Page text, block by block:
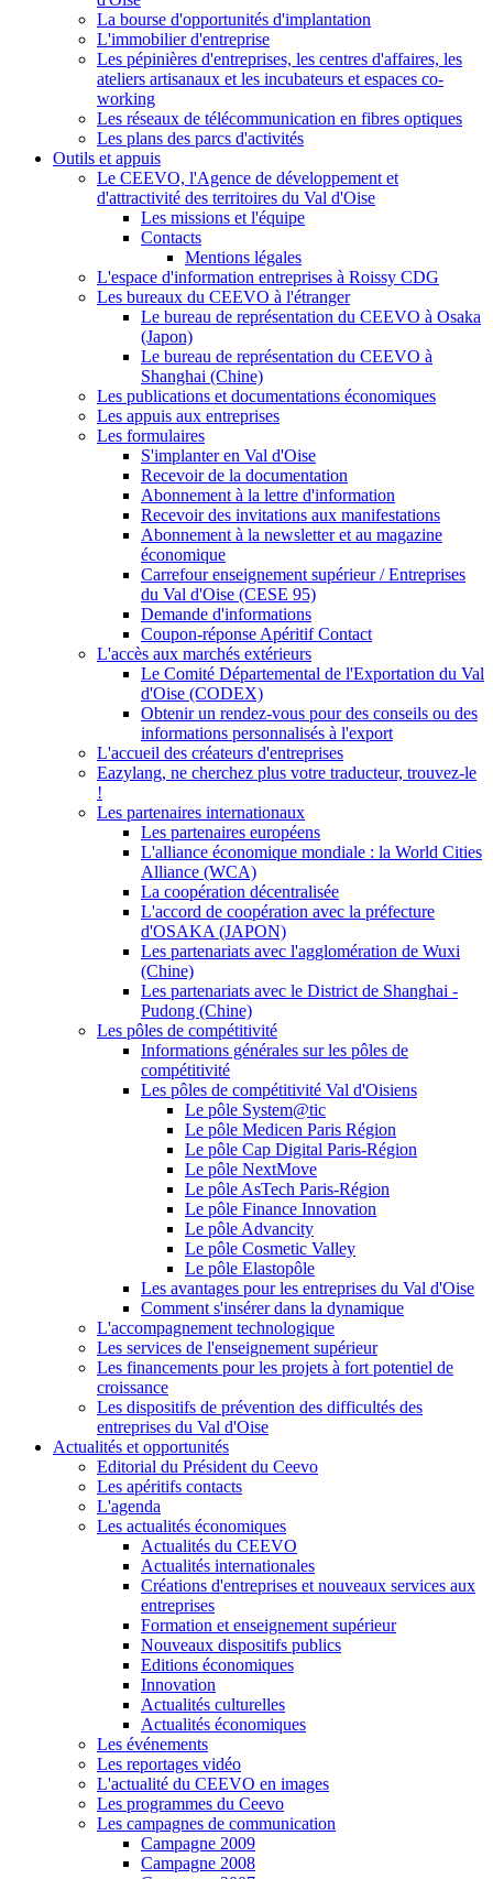
La bourse d'opportunités d'implantation
L'immobilier d'entreprise
Les pépinières d'entreprises, les centres d'affaires, les
ateliers artisanaux et les incubateurs et espaces co-
working
Les réseaux de télécommunication en fibres optiques
Les plans des parcs d'activités
Outils et appuis
Le CEEVO, l'Agence de développement et
d'attractivité des territoires du Val d'Oise
Les missions et l'équipe
Contacts
Mentions légales
L'espace d'information entreprises à Roissy CDG
Les bureaux du CEEVO à l'étranger
Le bureau de représentation du CEEVO à Osaka
(Japon)
Le bureau de représentation du CEEVO à
Shanghai (Chine)
Les publications et documentations économiques
Les appuis aux entreprises
Les formulaires
S'implanter en Val d'Oise
Recevoir de la documentation
Abonnement à la lettre d'information
Recevoir des invitations aux manifestations
Abonnement à la newsletter et au magazine
économique
Carrefour enseignement supérieur / Entreprises
du Val d'Oise (CESE 95)
Demande d'informations
Coupon-réponse Apéritif Contact
L'accès aux marchés extérieurs
Le Comité Départemental de l'Exportation du Val
d'Oise (CODEX)
Obtenir un rendez-vous pour des conseils ou des
informations personnalisés à l'export
L'accueil des créateurs d'entreprises
Eazylang, ne cherchez plus votre traducteur, trouvez-le
!
Les partenaires internationaux
Les partenaires européens
L'alliance économique mondiale : la World Cities
Alliance (WCA)
La coopération décentralisée
L'accord de coopération avec la préfecture
d'OSAKA (JAPON)
Les partenariats avec l'agglomération de Wuxi
(Chine)
Les partenariats avec le District de Shanghai -
Pudong (Chine)
Les pôles de compétitivité
Informations générales sur les pôles de
compétitivité
Les pôles de compétitivité Val d'Oisiens
Le pôle System@tic
Le pôle Medicen Paris Région
Le pôle Cap Digital Paris-Région
Le pôle NextMove
Le pôle AsTech Paris-Région
Le pôle Finance Innovation
Le pôle Advancity
Le pôle Cosmetic Valley
Le pôle Elastopôle
Les avantages pour les entreprises du Val d'Oise
Comment s'insérer dans la dynamique
L'accompagnement technologique
Les services de l'enseignement supérieur
Les financements pour les projets à fort potentiel de
croissance
Les dispositifs de prévention des difficultés des
entreprises du Val d'Oise
Actualités et opportunités
Editorial du Président du Ceevo
Les apéritifs contacts
L'agenda
Les actualités économiques
Actualités du CEEVO
Actualités internationales
Créations d'entreprises et nouveaux services aux
entreprises
Formation et enseignement supérieur
Nouveaux dispositifs publics
Editions économiques
Innovation
Actualités culturelles
Actualités économiques
Les événements
Les reportages vidéo
L'actualité du CEEVO en images
Les programmes du Ceevo
Les campagnes de communication
Campagne 2009
Campagne 2008